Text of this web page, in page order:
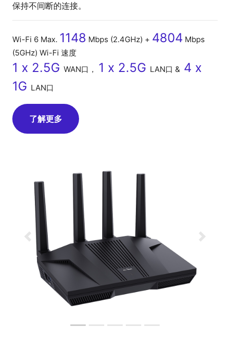
保持不间断的连接。
Wi-Fi 6 Max. 1148 Mbps (2.4GHz) + 4804 Mbps
(5GHz) Wi-Fi 速度
1 x 2.5G WAN口， 1 x 2.5G LAN口 & 4 x
1G LAN口
了解更多
Previous Next